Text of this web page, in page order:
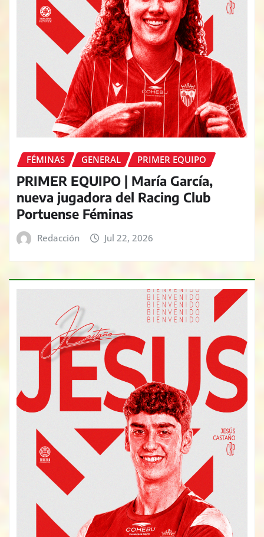
FÉMINAS GENERAL PRIMER EQUIPO
PRIMER EQUIPO | María García,
nueva jugadora del Racing Club
Portuense Féminas
Redacción Jul 22, 2026